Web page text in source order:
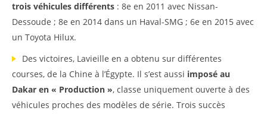
trois véhicules différents : 8e en 2011 avec Nissan-
Dessoude ; 8e en 2014 dans un Haval-SMG ; 6e en 2015 avec
un Toyota Hilux.
Des victoires, Lavieille en a obtenu sur différentes
courses, de la Chine à l’Égypte. Il s’est aussi imposé au
Dakar en « Production », classe uniquement ouverte à des
véhicules proches des modèles de série. Trois succès